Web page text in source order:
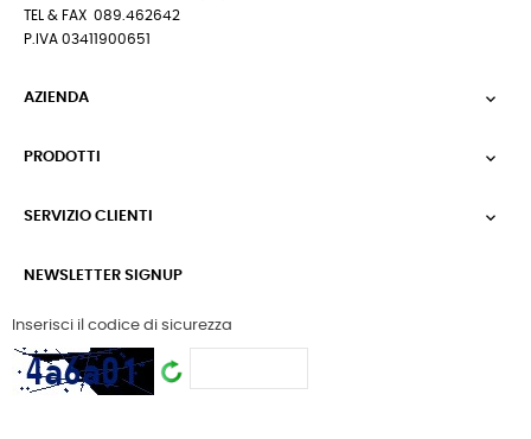
TEL & FAX 089.462642
P.IVA 03411900651
AZIENDA 
PRODOTTI 
SERVIZIO CLIENTI 
NEWSLETTER SIGNUP
Inserisci il codice di sicurezza